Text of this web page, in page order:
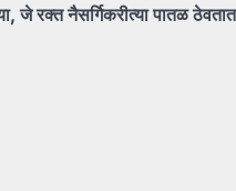
जेरक्तनैसर्गिकरीत्यापातळठेवतात